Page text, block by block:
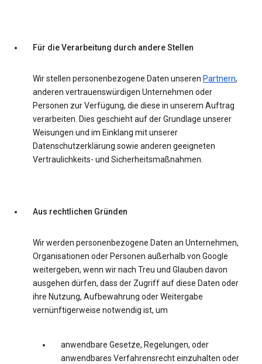
Für die Verarbeitung durch andere Stellen
Wir stellen personenbezogene Daten unseren Partnern,
anderen vertrauenswürdigen Unternehmen oder
Personen zur Verfügung, die diese in unserem Auftrag
verarbeiten. Dies geschieht auf der Grundlage unserer
Weisungen und im Einklang mit unserer
Datenschutzerklärung sowie anderen geeigneten
Vertraulichkeits- und Sicherheitsmaßnahmen.
Aus rechtlichen Gründen
Wir werden personenbezogene Daten an Unternehmen,
Organisationen oder Personen außerhalb von Google
weitergeben, wenn wir nach Treu und Glauben davon
ausgehen dürfen, dass der Zugriff auf diese Daten oder
ihre Nutzung, Aufbewahrung oder Weitergabe
vernünftigerweise notwendig ist, um
anwendbare Gesetze, Regelungen, oder
anwendbares Verfahrensrecht einzuhalten oder